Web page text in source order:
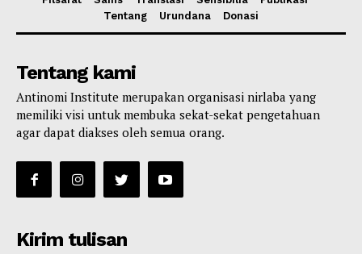
Tentang
Urundana Donasi
Tentang kami
Antinomi Institute merupakan organisasi nirlaba yang
memiliki visi untuk membuka sekat-sekat pengetahuan
agar dapat diakses oleh semua orang.
Kirim tulisan